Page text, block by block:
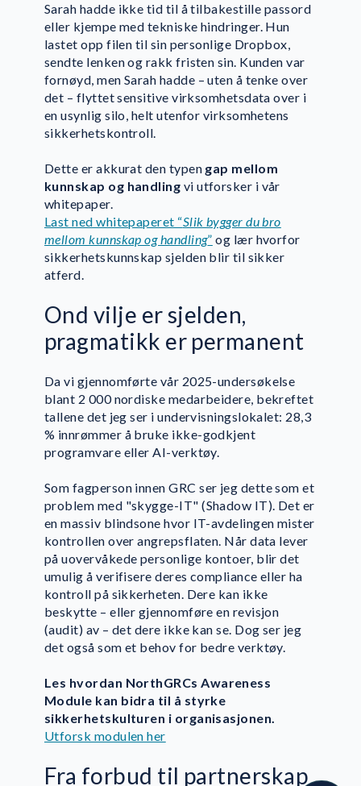
Sarah hadde ikke tid til å tilbakestille passord
eller kjempe med tekniske hindringer. Hun
lastet opp filen til sin personlige Dropbox,
sendte lenken og rakk fristen sin. Kunden var
fornøyd, men Sarah hadde – uten å tenke over
det – flyttet sensitive virksomhetsdata over i
en usynlig silo, helt utenfor virksomhetens
sikkerhetskontroll.
Dette er akkurat den typen gap mellom
kunnskap og handling vi utforsker i vår
whitepaper.
Last ned whitepaperet “Slik bygger du bro
mellom kunnskap og handling” og lær hvorfor
sikkerhetskunnskap sjelden blir til sikker
atferd.
Ond vilje er sjelden,
pragmatikk er permanent
Da vi gjennomførte vår 2025-undersøkelse
blant 2 000 nordiske medarbeidere, bekreftet
tallene det jeg ser i undervisningslokalet: 28,3
% innrømmer å bruke ikke-godkjent
programvare eller AI-verktøy.
Som fagperson innen GRC ser jeg dette som et
problem med "skygge-IT" (Shadow IT). Det er
en massiv blindsone hvor IT-avdelingen mister
kontrollen over angrepsflaten. Når data lever
på uovervåkede personlige kontoer, blir det
umulig å verifisere deres compliance eller ha
kontroll på sikkerheten. Dere kan ikke
beskytte – eller gjennomføre en revisjon
(audit) av – det dere ikke kan se. Dog ser jeg
det også som et behov for bedre verktøy.
Les hvordan NorthGRCs Awareness
Module kan bidra til å styrke
sikkerhetskulturen i organisasjonen.
Utforsk modulen her
Fra forbud til partnerskap
Lone Forland